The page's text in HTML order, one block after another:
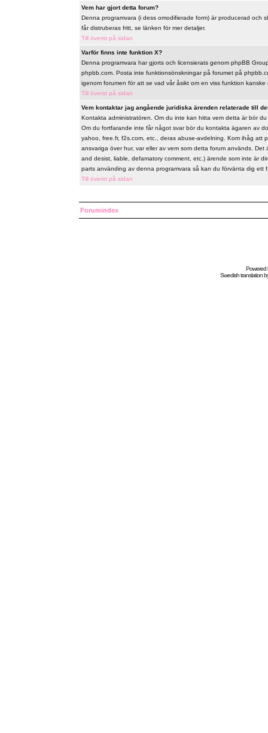
Vem har gjort detta forum?
Denna programvara (i dess omodifierade form) är producerad och
får distruberas fritt, se länken för mer detaljer.
Till överst på sidan
Varför finns inte funktion X?
Denna programvara har gjorts och licensierats genom phpBB
phpbb.com. Posta inte funktionsönskningar på forumet på
igenom forumen för att se vad vår åsikt om en viss funktion
Till överst på sidan
Vem kontaktar jag angående juridiska ärenden relaterade till
Kontakta administratören. Om du inte kan hitta vem detta är bör
Om du fortfarande inte får något svar bör du kontakta ägaren av
yahoo, free.fr, f2s.com, etc., deras abuse-avdelning. Kom ihåg
ansvariga över hur, var eller av vem som detta forum används.
and desist, liable, defamatory comment, etc.) ärende som inte är
parts använding av denna programvara så kan du förvänta dig ett
Till överst på sidan
Forumindex
Powered
Swedishtranslation